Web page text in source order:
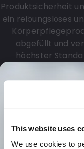
This website uses
We use cookies to
Produktsicherheit
ein reibungsloses
abgefüllt und
höchster